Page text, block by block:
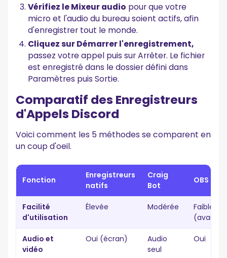
Vérifiez le Mixeur audio pour que votre
micro et l'audio du bureau soient actifs, afin
d'enregistrer tout le monde.
Cliquez sur Démarrer l'enregistrement,
passez votre appel puis sur Arrêter. Le fichier
est enregistré dans le dossier défini dans
Paramètres puis Sortie.
Comparatif des Enregistreurs
d'Appels Discord
Voici comment les 5 méthodes se comparent en
un coup d'oeil.
Fonction
Enregistreurs
natifs
Craig
Bot
OBS
Facilité
d'utilisation
Élevée Modérée
Faible
Audio et
vidéo
Oui (écran)
Audio
seul
Oui